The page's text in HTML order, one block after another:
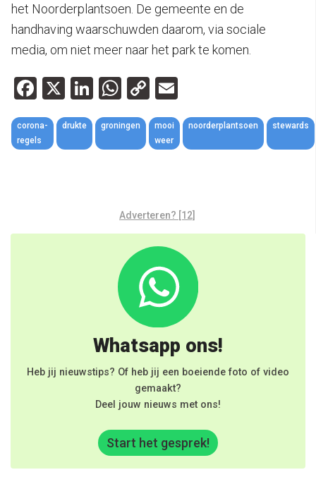
het Noorderplantsoen. De gemeente en de
handhaving waarschuwden daarom, via sociale
media, om niet meer naar het park te komen.
Facebook
X LinkedIn
WhatsApp
Copy
Link
corona-
regels
drukte groningen
mooi
weer
noorderplantsoen stewards
Adverteren? [12]
Whatsapp ons!
Heb jij nieuwstips? Of heb jij een boeiende foto of video
gemaakt?
Deel jouw nieuws met ons!
Start het gesprek!